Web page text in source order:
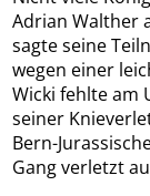
Adrian Walther
sagte seine
wegen einer
Wicki fehlte am
seiner
Bern-
Gang verletzt